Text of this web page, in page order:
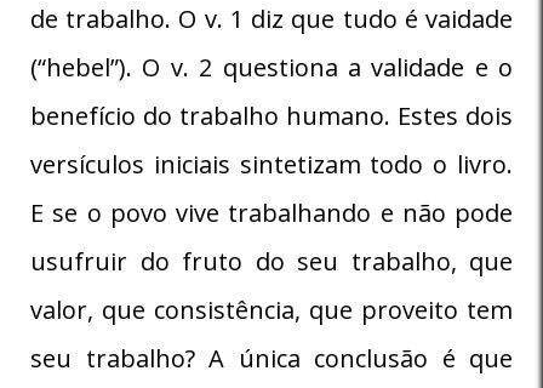
de trabalho. O v. 1 diz que tudo é vaidade
(“hebel”). O v. 2 questiona a validade e o
benefício do trabalho humano. Estes dois
versículos iniciais sintetizam todo o livro.
E se o povo vive trabalhando e não pode
usufruir do fruto do seu trabalho, que
valor, que consistência, que proveito tem
seu trabalho? A única conclusão é que